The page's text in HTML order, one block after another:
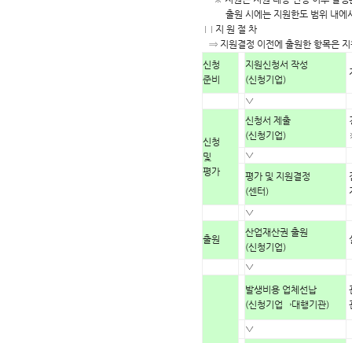
출원 시에는 지원한도 범위 내에
□ 지 원 절 차
⇒ 지원결정 이전에 출원한 항목은 지
신청
준비
지원신청서 작성
(신청기업)
▽
신청
및
평가
신청서 제출
(신청기업)
▽
평가 및 지원결정
(센터)
▽
출원
산업재산권 출원
(신청기업)
▽
발생비용 업체선납
(신청기업→대행기관)
▽